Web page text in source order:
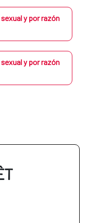
y por razón
y por razón